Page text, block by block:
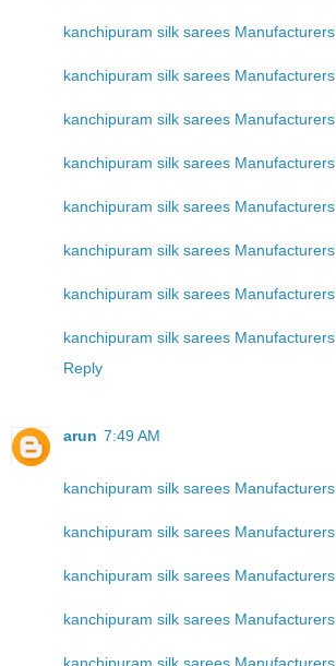
kanchipuram silk sarees Manufacturers
kanchipuram silk sarees Manufacturers
kanchipuram silk sarees Manufacturers
kanchipuram silk sarees Manufacturers
kanchipuram silk sarees Manufacturers
kanchipuram silk sarees Manufacturers
kanchipuram silk sarees Manufacturers
kanchipuram silk sarees Manufacturers
Reply
arun 7:49 AM
kanchipuram silk sarees Manufacturers
kanchipuram silk sarees Manufacturers
kanchipuram silk sarees Manufacturers
kanchipuram silk sarees Manufacturers
kanchipuram silk sarees Manufacturers